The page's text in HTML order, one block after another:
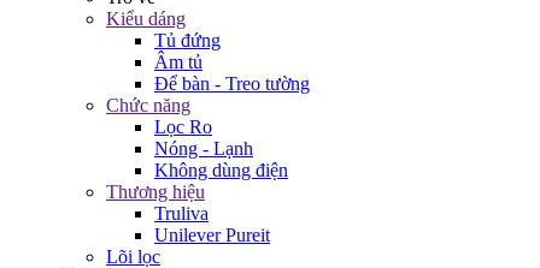
Kiểu dáng
Tủ đứng
Âm tủ
Để bàn - Treo tường
Chức năng
Lọc Ro
Nóng - Lạnh
Không dùng điện
Thương hiệu
Truliva
Unilever Pureit
Lõi lọc